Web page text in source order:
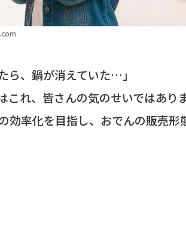
ら、鍋が消えていた…」
れ、皆さんの気のせいではあり
率化を目指し、おでんの販売形